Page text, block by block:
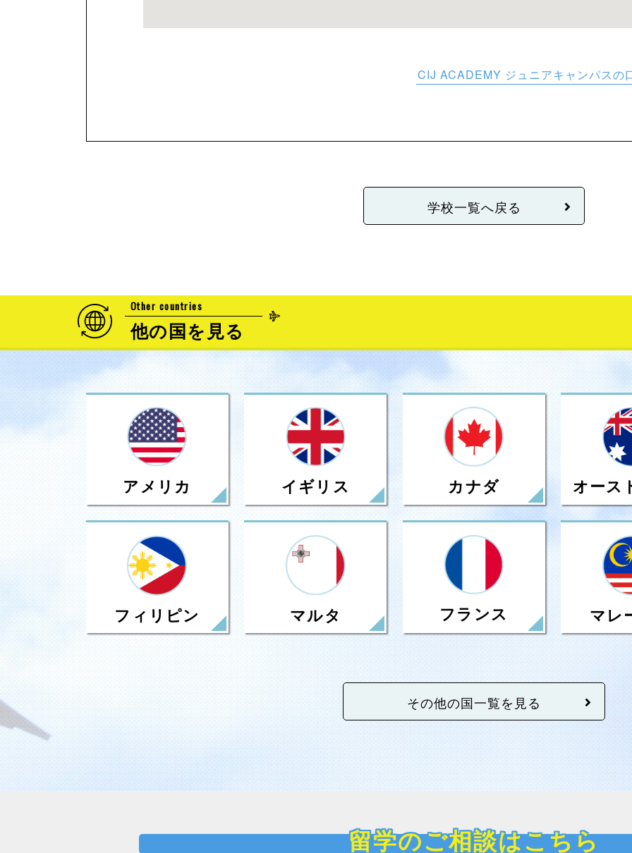
CIJ ACADEMY ジュニアキャンパスの
学校一覧へ戻る
Other countries
他の国を見る
アメリカ イギリス カナダ オース
フィリピン マルタ フランス マレ
その他の国一覧を見る
留学のご相談はこちら